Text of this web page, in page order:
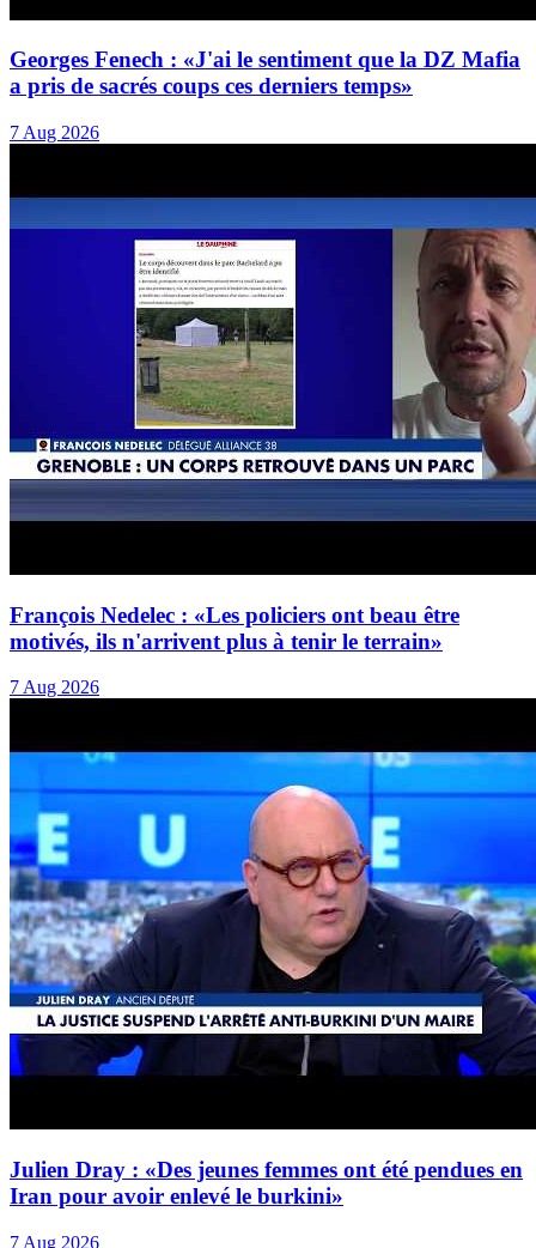
Georges Fenech : «J'ai le sentiment que la DZ Mafia
a pris de sacrés coups ces derniers temps»
7 Aug 2026
François Nedelec : «Les policiers ont beau être
motivés, ils n'arrivent plus à tenir le terrain»
7 Aug 2026
Julien Dray : «Des jeunes femmes ont été pendues en
Iran pour avoir enlevé le burkini»
7 Aug 2026